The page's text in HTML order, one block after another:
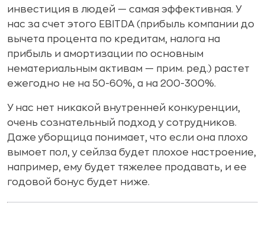
инвестиция в людей — самая эффективная. У
нас за счет этого EBITDA (прибыль компании до
вычета процента по кредитам, налога на
прибыль и амортизации по основным
нематериальным активам — прим. ред.) растет
ежегодно не на 50-60%, а на 200-300%.
У нас нет никакой внутренней конкуренции,
очень сознательный подход у сотрудников.
Даже уборщица понимает, что если она плохо
вымоет пол, у сейлза будет плохое настроение,
например, ему будет тяжелее продавать, и ее
годовой бонус будет ниже.